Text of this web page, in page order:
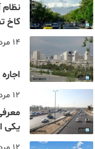
نظام‌
کاخ
14 مرداد 1405
اجاره
12 مرداد 1405
یکی